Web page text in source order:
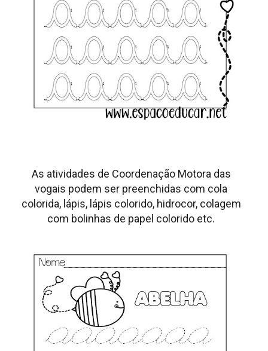
As atividades de Coordenação Motora das
vogais podem ser preenchidas com cola
colorida, lápis, lápis colorido, hidrocor, colagem
com bolinhas de papel colorido etc.